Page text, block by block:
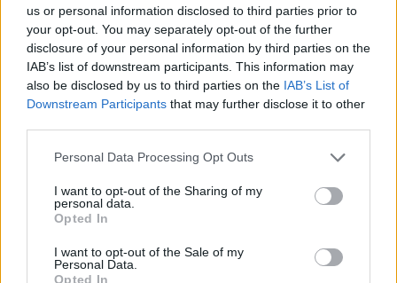
us or personal information disclosed to third parties prior to
your opt-out. You may separately opt-out of the further
disclosure of your personal information by third parties on the
IAB’s list of downstream participants. This information may
also be disclosed by us to third parties on the IAB’s List of
Downstream Participants that may further disclose it to other
Please note that this website/app uses one or more Google
not limited to your visit or usage behaviour. You may click to
grant or deny consent to Google and its third-party tags to
use your data for below specified purposes in below Google
consent section.
Personal Data Processing Opt Outs
I want to opt-out of the Sharing of my
personal data.
Opted In
I want to opt-out of the Sale of my
Personal Data.
Opted In
Continua a leggere